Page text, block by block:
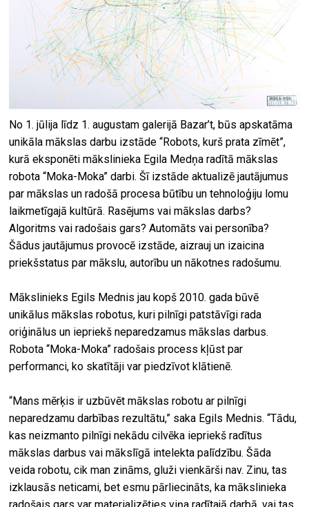
No 1. jūlija līdz 1. augustam galerijā Bazar’t, būs apskatāma
unikāla mākslas darbu izstāde “Robots, kurš prata zīmēt”,
kurā eksponēti mākslinieka Egila Medņa radītā mākslas
robota “Moka-Moka” darbi. Šī izstāde aktualizē jautājumus
par mākslas un radošā procesa būtību un tehnoloģiju lomu
laikmetīgajā kultūrā. Rasējums vai mākslas darbs?
Algoritms vai radošais gars? Automāts vai personība?
Šādus jautājumus provocē izstāde, aizrauj un izaicina
priekšstatus par mākslu, autorību un nākotnes radošumu.
Mākslinieks Egils Mednis jau kopš 2010. gada būvē
unikālus mākslas robotus, kuri pilnīgi patstāvīgi rada
oriģinālus un iepriekš neparedzamus mākslas darbus.
Robota “Moka-Moka” radošais process kļūst par
performanci, ko skatītāji var piedzīvot klātienē.
“Mans mērķis ir uzbūvēt mākslas robotu ar pilnīgi
neparedzamu darbības rezultātu,” saka Egils Mednis. “Tādu,
kas neizmanto pilnīgi nekādu cilvēka iepriekš radītus
mākslas darbus vai mākslīgā intelekta palīdzību. Šāda
veida robotu, cik man zināms, gluži vienkārši nav. Zinu, tas
izklausās neticami, bet esmu pārliecināts, ka mākslinieka
radošais gars var materializēties viņa radītajā darbā, vai tas